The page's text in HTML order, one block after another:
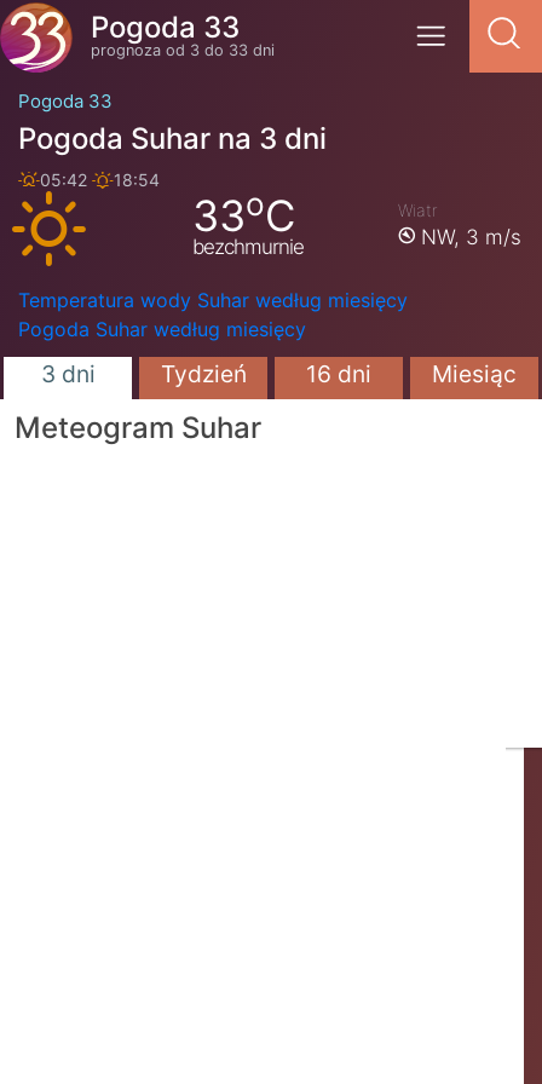
Pogoda 33
prognoza od 3 do 33 dni
Pogoda 33
Pogoda Suhar na 3 dni
05:42 18:54
33oC
bezchmurnie
Wiatr
NW, 3 m/s
Temperatura wody Suhar według miesięcy
Pogoda Suhar według miesięcy
3 dni Tydzień 16 dni Miesiąc
Meteogram Suhar